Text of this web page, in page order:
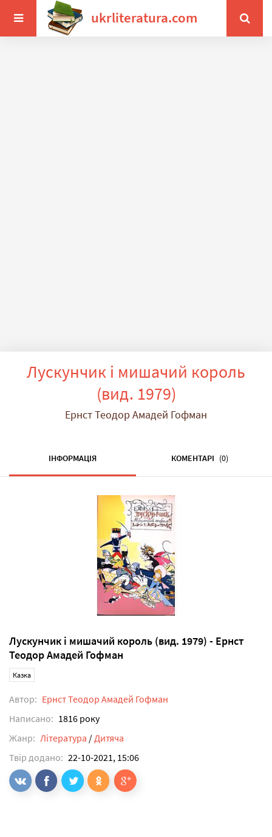
ukrliteratura.com
Лускунчик і мишачий король
(вид. 1979)
Ернст Теодор Амадей Гофман
ІНФОРМАЦІЯ КОМЕНТАРІ (0)
Лускунчик і мишачий король (вид. 1979) - Ернст
Теодор Амадей Гофман
Казка
Автор: Ернст Теодор Амадей Гофман
Написано: 1816 року
Жанр: Література / Дитяча
Твір додано: 22-10-2021, 15:06